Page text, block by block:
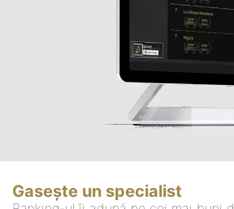
Gasește un specialist